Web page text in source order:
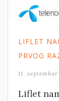
LIFLET
PRVOG
11. septembar
Liflet